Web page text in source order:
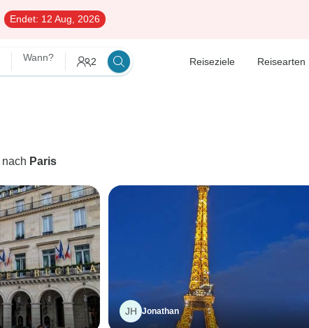
Endet: 12 Aug, 2026
Wann? 2 Reiseziele Reisearten
nach Paris
JH Jonathan